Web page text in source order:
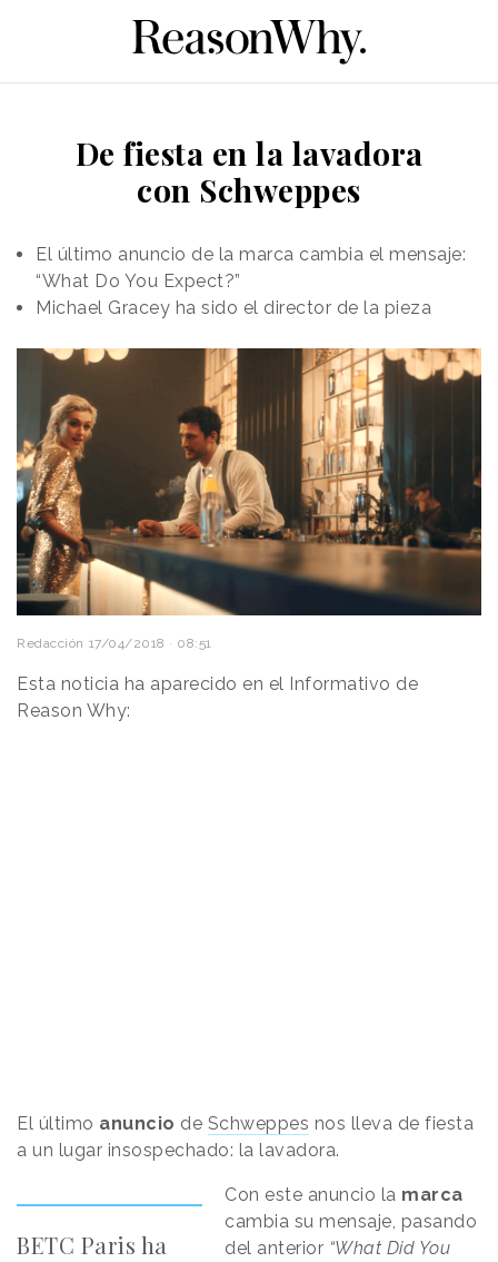
De fiesta en la lavadora
con Schweppes
El último anuncio de la marca cambia el mensaje:
“What Do You Expect?”
Michael Gracey ha sido el director de la pieza
Redacción 17/04/2018 · 08:51
Esta noticia ha aparecido en el Informativo de
Reason Why:
El último anuncio de Schweppes nos lleva de fiesta
a un lugar insospechado: la lavadora.
BETC Paris ha
Con este anuncio la marca
cambia su mensaje, pasando
del anterior “What Did You